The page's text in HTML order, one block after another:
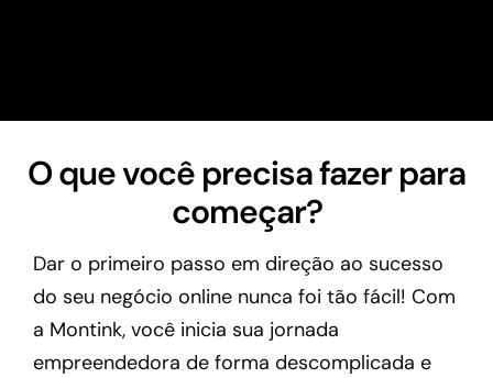
O que você precisa fazer para
começar?
Dar o primeiro passo em direção ao sucesso
do seu negócio online nunca foi tão fácil! Com
a Montink, você inicia sua jornada
empreendedora de forma descomplicada e